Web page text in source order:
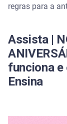
Quando cai
Calendário
Como
regras para a
Assista |
funciona e
Ensina